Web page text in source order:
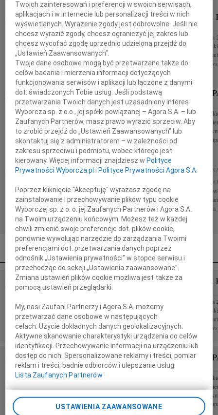
TADEUSZ KOTŁOWSKI 07.08.2026
POZNAŃ
Drogiemu Koledze Wojciechowi Kotłowskiemu
składamy wyrazy głębokiego współczucia w związku
ze śmiercią Ojca śp Prof. dr hab. Tadeusza
Kotłowskiego Koleżanki i Koledzy z...
TADEUSZ
POZNAŃ
W dniu 3 sierpnia
Tadeusz
związany z
Odszedł od nas
HENRYK PAPLACZYK 06.08.2026
POZNAŃ
Z głębokim smutkiem i poruszeniem przyjęliśmy
wiadomość o śmierci Henryka Paplaczyka Odszedł
Człowiek wyjątkowy serdeczny i życzliwy, którego
mieliśmy szczęście znać...
HENRYK
POZNAŃ
Z głębokim
wiadomość o
Człowiek, z
pracowaliśmy.
ELŻBIETA FIKUS 05.08.2026POZNAŃ
śmierci naszej Drogiej Koleżanki i Przyjaciółki
Elżbiety Fikus Osoby o niezwykłej wrażliwości,
mądrości życiowej i pogodzie...
05.08.2026
Adw.
współczucia z
zespołem
Spółka Partnerska
TADEUSZ KOTŁOWSKI 07.08.2026
POZNAŃ
składamy wyrazy głębokiego współczucia w związku
ze śmiercią Ojca śp Prof. dr hab. Tadeusza
Kotłowskiego Koleżanki i Koledzy z...
TADEUSZ
W dniu 3
Tadeusz
związany z
Odszedł od nas
HENRYK PAPLACZYK 06.08.2026
POZNAŃ
Z głębokim smutkiem i poruszeniem przyjęliśmy
wiadomość o śmierci Henryka Paplaczyka Odszedł
Człowiek wyjątkowy serdeczny i życzliwy, którego
mieliśmy szczęście znać...
HENRYK
POZNAŃ
Z głębokim
wiadomość o
Człowiek, z
pracowaliśmy.
Twoich zainteresowań i preferencji w swoich serwisach,
aplikacjach i w Internecie lub personalizacji treści w nich
wyświetlanych. Wyrażenie zgody jest dobrowolne. Jeśli nie
chcesz wyrazić zgody, chcesz ograniczyć jej zakres lub
chcesz wycofać zgodę uprzednio udzieloną przejdź do
„Ustawień Zaawansowanych”.
Twoje dane osobowe mogą być przetwarzane także do
celów badania i mierzenia informacji dotyczących
funkcjonowania serwisów i aplikacji lub łączone z danymi
dot. świadczonych Tobie usług. Jeśli podstawą
przetwarzania Twoich danych jest uzasadniony interes
Wyborcza sp. z o.o., jej spółki powiązanej – Agora S.A. – lub
Zaufanych Partnerów, masz prawo wyrazić sprzeciw. Aby
to zrobić przejdź do „Ustawień Zaawansowanych” lub
skontaktuj się z administratorem – w zależności od
zakresu sprzeciwu i podmiotu, wobec którego jest
kierowany. Więcej informacji znajdziesz w Polityce
Prywatności Wyborcza.pl i Polityce Prywatności Agora S.A.
Poprzez kliknięcie "Akceptuję" wyrażasz zgodę na
zainstalowanie i przechowywanie plików typu cookie
Wyborczej sp. z o. o. jej Zaufanych Partnerów i Agora S.A.
na Twoim urządzeniu końcowym. Możesz też w każdej
chwili zmienić swoje preferencje dot. plików cookie,
ponownie wywołując narzędzie do zarządzania Twoimi
preferencjami dot. przetwarzania danych poprzez
odnośnik „Ustawienia prywatności” w stopce serwisu i
przechodząc do sekcji „Ustawienia zaawansowane”.
Zmiana ustawień plików cookie możliwa jest także za
pomocą ustawień przeglądarki.
My, nasi Zaufani Partnerzy i Agora S.A. możemy
przetwarzać dane osobowe w następujących
celach:Użycie dokładnych danych geolokalizacyjnych.
Aktywne skanowanie charakterystyki urządzenia do celów
identyfikacji. Przechowywanie informacji na urządzeniu lub
dostęp do nich. Spersonalizowane reklamy i treści, pomiar
reklam i treści, badnie odbiorców i ulepszanie usług.
Lista Zaufanych Partnerów
USTAWIENIA ZAAWANSOWANE